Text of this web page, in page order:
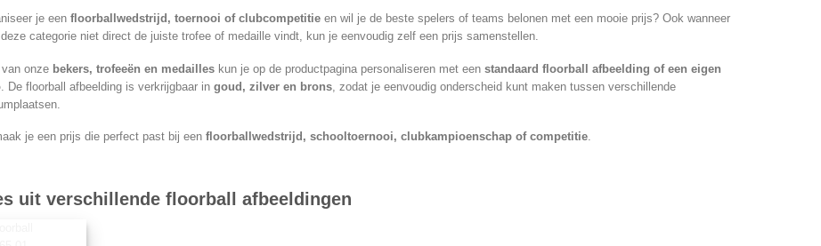
je een floorballwedstrijd, toernooi of clubcompetitieen wil je de beste spelers of teams belonen met een mooie prijs? Ook wanneer
categorie niet direct de juiste trofee of medaille vindt, kun je eenvoudig zelf een prijs samenstellen.
onze bekers, trofeeën en medailleskun je op de productpagina personaliseren met een standaard floorball afbeelding of een eigen
. De floorball afbeelding is verkrijgbaar in goud, zilver en brons, zodat je eenvoudig onderscheid kunt maken tussen verschillende
je een prijs die perfect past bij een floorballwedstrijd, schooltoernooi, clubkampioenschap of competitie.
uit verschillende floorball afbeeldingen